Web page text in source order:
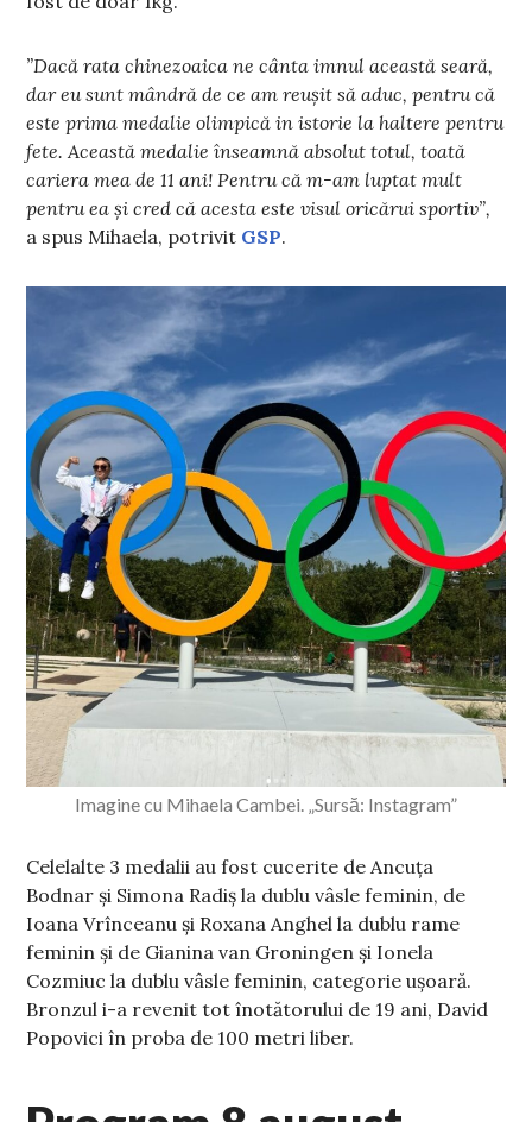
”Dacă rata chinezoaica ne cânta imnul această seară,
dar eu sunt mândră de ce am reușit să aduc, pentru că
este prima medalie olimpică in istorie la haltere pentru
fete. Această medalie înseamnă absolut totul, toată
cariera mea de 11 ani! Pentru că m-am luptat mult
pentru ea și cred că acesta este visul oricărui sportiv”,
a spus Mihaela, potrivit GSP.
Imagine cu Mihaela Cambei. „Sursă: Instagram”
Celelalte 3 medalii au fost cucerite de Ancuţa
Bodnar şi Simona Radiş la dublu vâsle feminin, de
Ioana Vrînceanu şi Roxana Anghel la dublu rame
feminin și de Gianina van Groningen şi Ionela
Cozmiuc la dublu vâsle feminin, categorie uşoară.
Bronzul i-a revenit tot înotătorului de 19 ani, David
Popovici în proba de 100 metri liber.